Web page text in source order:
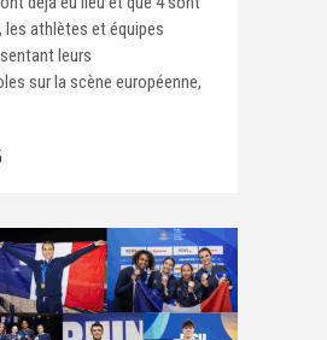
les athlètes et équipes
leurs
sur la scène européenne,